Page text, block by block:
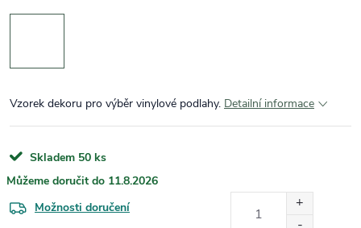
Vzorek dekoru pro výběr vinylové podlahy. Detailní informace
Skladem 50 ks
11.8.2026
Možnosti doručení